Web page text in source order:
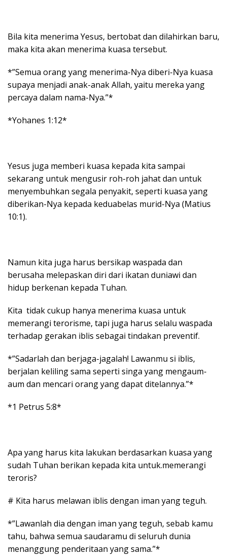
Bila kita menerima Yesus, bertobat dan dilahirkan baru,
maka kita akan menerima kuasa tersebut.
*”Semua orang yang menerima-Nya diberi-Nya kuasa
supaya menjadi anak-anak Allah, yaitu mereka yang
percaya dalam nama-Nya.”*
*Yohanes 1:12*
Yesus juga memberi kuasa kepada kita sampai
sekarang untuk mengusir roh-roh jahat dan untuk
menyembuhkan segala penyakit, seperti kuasa yang
diberikan-Nya kepada keduabelas murid-Nya (Matius
10:1).
Namun kita juga harus bersikap waspada dan
berusaha melepaskan diri dari ikatan duniawi dan
hidup berkenan kepada Tuhan.
Kita tidak cukup hanya menerima kuasa untuk
memerangi terorisme, tapi juga harus selalu waspada
terhadap gerakan iblis sebagai tindakan preventif.
*”Sadarlah dan berjaga-jagalah! Lawanmu si iblis,
berjalan keliling sama seperti singa yang mengaum-
aum dan mencari orang yang dapat ditelannya.”*
*1 Petrus 5:8*
Apa yang harus kita lakukan berdasarkan kuasa yang
sudah Tuhan berikan kepada kita untuk.memerangi
teroris?
# Kita harus melawan iblis dengan iman yang teguh.
*”Lawanlah dia dengan iman yang teguh, sebab kamu
tahu, bahwa semua saudaramu di seluruh dunia
menanggung penderitaan yang sama.”*